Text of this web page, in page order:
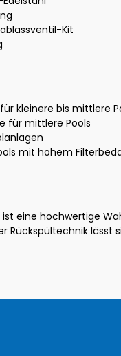
Kit
kleinere bis mittlere
für mittlere Pools
mit hohem
ist eine hochwertige
lässt